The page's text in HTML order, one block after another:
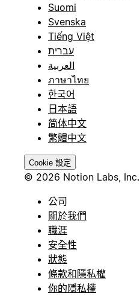
Suomi
Svenska
Tiếng Việt
עברית
العربية
ภาษาไทย
한국어
日本語
简体中文
繁體中文
Cookie 設定
© 2026 Notion Labs, Inc.
公司
關於我們
職涯
安全性
狀態
條款和隱私權
你的隱私權